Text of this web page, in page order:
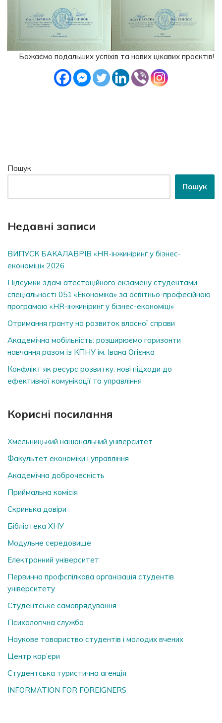
Бажаємо подальших успіхів та нових цікавих проєктів!
Пошук
Пошук
Недавні записи
ВИПУСК БАКАЛАВРІВ «HR-інжиніринг у бізнес-
економіці» 2026
Підсумки здачі атестаційного екзамену студентами
спеціальності 051 «Економіка» за освітньо-професійною
програмою «HR-інжиніринг у бізнес-економіці»
Отримання гранту на розвиток власної справи
Академічна мобільність: розширюємо горизонти
навчання разом із КПНУ ім. Івана Огієнка
Конфлікт як ресурс розвитку: нові підходи до
ефективної комунікації та управління
Корисні посилання
Хмельницький національний університет
Факультет економіки і управління
Академічна доброчесність
Приймальна комісія
Скринька довiри
Бібліотека ХНУ
Модульне середовище
Електронний університет
Первинна профспілкова організація студентів
університету
Студентське самоврядування
Психологічна служба
Наукове товариство студентів і молодих вчених
Центр кар’єри
Студентська туристична агенція
INFORMATION FOR FOREIGNERS